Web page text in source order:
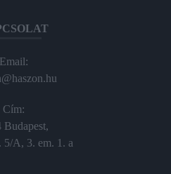
Email:
Cím:
Budapest,
5/A, 3. em. 1. a